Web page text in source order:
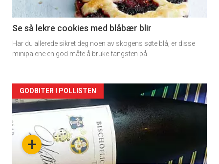
section
11
Se så lekre cookies med blåbær blir
Har du allerede sikret deg noen av skogens søte blå, er disse
minipaiene en god måte å bruke fangsten på.
Artikler
detail
-
section
+
GODBITER I POLLISTEN